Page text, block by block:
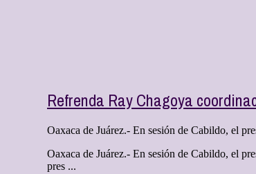
Refrenda Ray Chagoya
Oaxaca de Juárez.- En sesión de Cabildo, el
Oaxaca de Juárez.- En sesión de Cabildo, el
pres ...